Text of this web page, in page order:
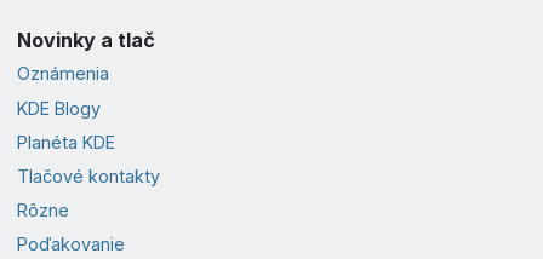
Novinky a tlač
Oznámenia
KDE Blogy
Planéta KDE
Tlačové kontakty
Rôzne
Poďakovanie